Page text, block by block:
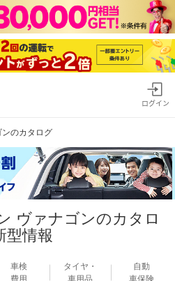
ログイン
ンのカタログ
ヴァナゴンのカタロ
型情報
車検
費用
タイヤ・
車用品
自動
車保険